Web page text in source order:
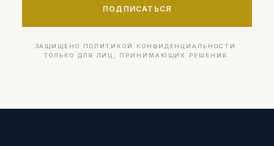
ПОДПИСАТЬСЯ
ЗАЩИЩЕНО ПОЛИТИКОЙ КОНФИДЕНЦИАЛЬНОСТИ.
ТОЛЬКО ДЛЯ ЛИЦ, ПРИНИМАЮЩИХ РЕШЕНИЯ.